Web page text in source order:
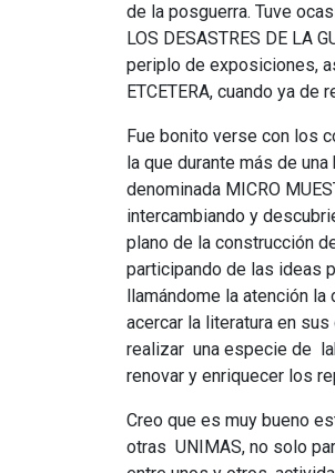
de la posguerra. Tuve
LOS DESASTRES DE LA
periplo de exposiciones,
ETCETERA, cuando ya
Fue bonito verse con los
la que durante más de
denominada MICRO
intercambiando y
plano de la construcción
participando de las ideas
llamándome la atención
acercar la literatura en
realizar una especie de
renovar y enriquecer los
Creo que es muy bueno
otras UNIMAS, no solo